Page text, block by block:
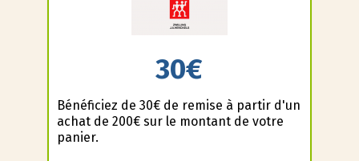
30€
Bénéficiez de 30€ de remise à partir d'un
achat de 200€ sur le montant de votre
panier.